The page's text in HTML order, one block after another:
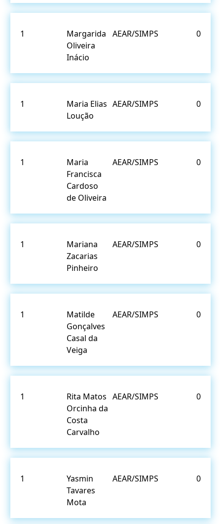
1
Margarida
Oliveira
Inácio
AEAR/SIMPS 0
1
Maria Elias
Loução
AEAR/SIMPS 0
1
Maria
Francisca
Cardoso
de Oliveira
AEAR/SIMPS 0
1
Mariana
Zacarias
Pinheiro
AEAR/SIMPS 0
1
Matilde
Gonçalves
Casal da
Veiga
AEAR/SIMPS 0
1
Rita Matos
Orcinha da
Costa
Carvalho
AEAR/SIMPS 0
1
Yasmin
Tavares
Mota
AEAR/SIMPS 0